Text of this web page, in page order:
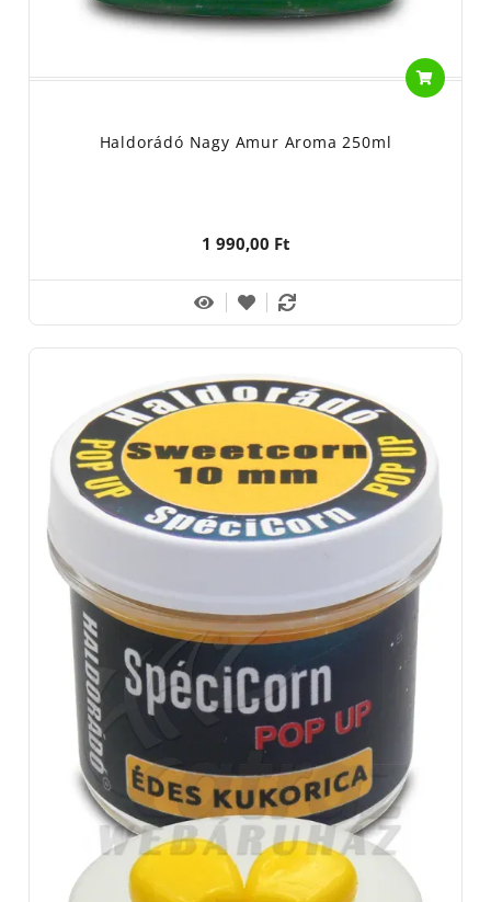
Haldorádó Nagy Amur Aroma 250ml
1 990,00 Ft